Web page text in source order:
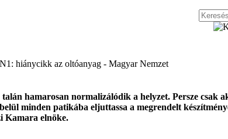
hiánycikk az oltóanyag - Magyar Nemzet
hamarosan normalizálódik a helyzet. Persze csak
minden patikába eljuttassa a megrendelt
Kamara elnöke.